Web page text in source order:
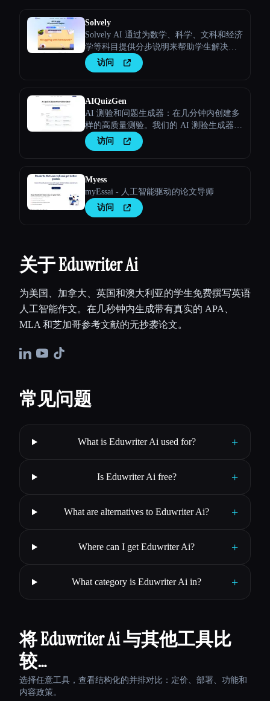
Solvely
Solvely AI 通过为数学、科学、文科和经济
学等科目提供分步说明来帮助学生解决家
庭作业问题，使学习变得更容易、更高
效。
访问
AIQuizGen
AI 测验和问题生成器：在几分钟内创建多
样的高质量测验。我们的 AI 测验生成器可
确保一致、个性化和无错误的评估，从而
提升您的结果。
访问
Myess
myEssai - 人工智能驱动的论文导师
访问
关于 Eduwriter Ai
为美国、加拿大、英国和澳大利亚的学生免费撰写英语
人工智能作文。在几秒钟内生成带有真实的 APA、
MLA 和芝加哥参考文献的无抄袭论文。
常见问题
What is Eduwriter Ai used for? +
Is Eduwriter Ai free? +
What are alternatives to Eduwriter Ai? +
Where can I get Eduwriter Ai? +
What category is Eduwriter Ai in? +
将 Eduwriter Ai 与其他工具比
较…
选择任意工具，查看结构化的并排对比：定价、部署、功能和
内容政策。